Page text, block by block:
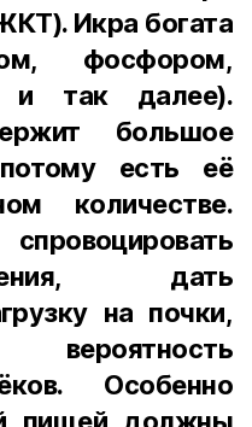
Икра богата
фосфором,
и так далее).
большое
есть её
количестве.
дать
на почки,
Особенно